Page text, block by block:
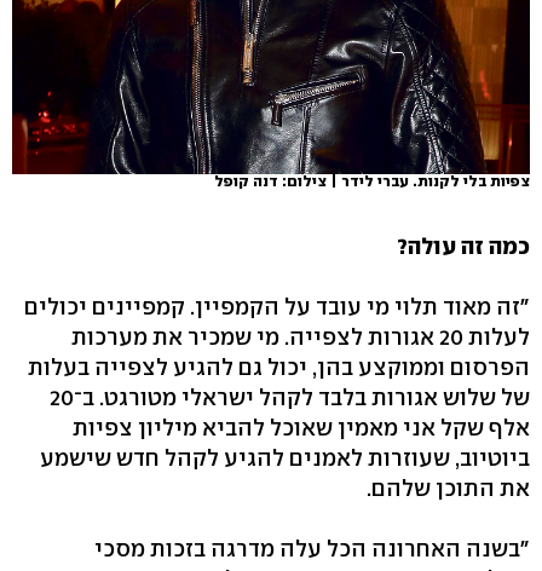
צפיות בלי לקנות. עברי לידר | צילום: דנה קופל
כמה זה עולה?
"זה מאוד תלוי מי עובד על הקמפיין. קמפיינים יכולים
לעלות 20 אגורות לצפייה. מי שמכיר את מערכות
הפרסום וממוקצע בהן, יכול גם להגיע לצפייה בעלות
של שלוש אגורות בלבד לקהל ישראלי מטורגט. ב־20
אלף שקל אני מאמין שאוכל להביא מיליון צפיות
ביוטיוב, שעוזרות לאמנים להגיע לקהל חדש שישמע
את התוכן שלהם.
"בשנה האחרונה הכל עלה מדרגה בזכות מסכי